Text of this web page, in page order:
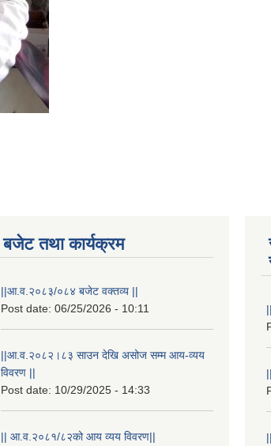
बजेट तथा कार्यक्रम
||आ.व.२०८३/०८४ बजेट वक्तव्य ||
Post date: 06/25/2026 - 10:11
||आ.व.२०८२।८३ साउन देखि असोज सम्म आय-व्यय
विवरण ||
Post date: 10/29/2025 - 14:33
|| आ.व.२०८१/८२को आय व्यय विवरण||